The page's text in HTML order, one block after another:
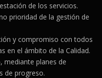
de los servicios.
prioridad de la gestión de
y compromiso con todos
en el ámbito de la Calidad.
mediante planes de
de progreso.